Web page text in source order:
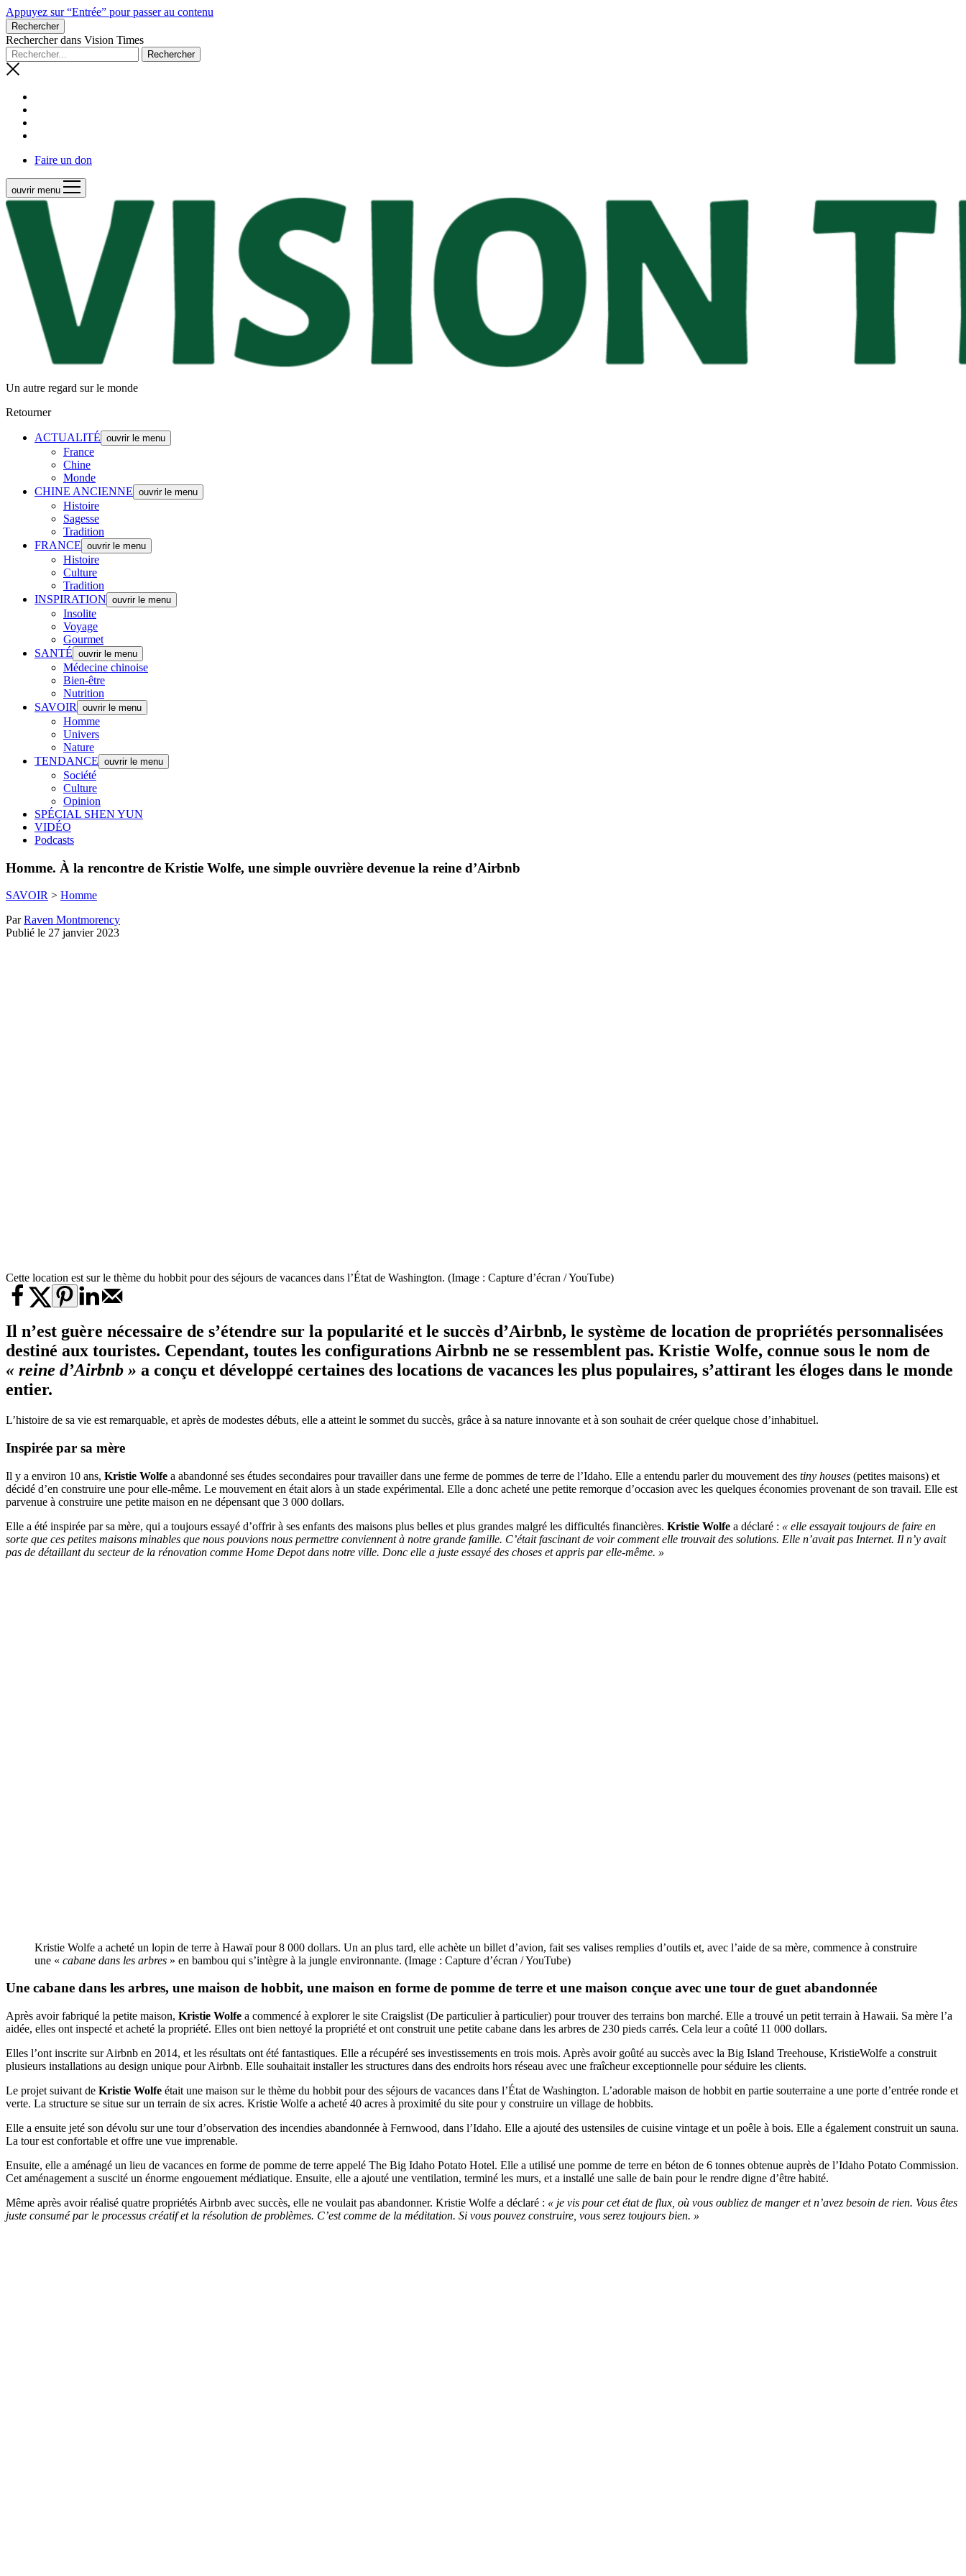
Appuyez sur “Entrée” pour passer au contenu
Rechercher
Rechercher dans Vision Times
Faire un don
ouvrir menu
Un autre regard sur le monde
Retourner
ACTUALITÉ ouvrir le menu
France
Chine
Monde
CHINE ANCIENNE ouvrir le menu
Histoire
Sagesse
Tradition
FRANCE ouvrir le menu
Histoire
Culture
Tradition
INSPIRATION ouvrir le menu
Insolite
Voyage
Gourmet
SANTÉ ouvrir le menu
Médecine chinoise
Bien-être
Nutrition
SAVOIR
ouvrir le menu
Homme
Univers
Nature
TENDANCE ouvrir le menu
Société
Culture
Opinion
SPÉCIAL SHEN YUN
VIDÉO
Podcasts
Homme. À la rencontre de Kristie Wolfe, une simple ouvrière devenue la reine d’Airbnb
SAVOIR > Homme
ParRaven Montmorency
Publié le 27 janvier 2023
Cette location est sur le thème du hobbit pour des séjours de vacances dans l’État de Washington. (Image : Capture d’écran / YouTube)
Il n’est guère nécessaire de s’étendre sur la popularité et le succès d’Airbnb, le système de location de propriétés personnalisées
destiné aux touristes. Cependant, toutes les configurations Airbnb ne se ressemblent pas. Kristie Wolfe, connue sous le nom de
« reine d’Airbnb » a conçu et développé certaines des locations de vacances les plus populaires, s’attirant les éloges dans le monde
entier.
L’histoire de sa vie est remarquable, et après de modestes débuts, elle a atteint le sommet du succès, grâce à sa nature innovante et à son souhait de créer quelque chose d’inhabituel.
Inspirée par sa mère
Il y a environ 10 ans, Kristie Wolfe a abandonné ses études secondaires pour travailler dans une ferme de pommes de terre de l’Idaho. Elle a entendu parler du mouvement des tiny houses (petites maisons) et
décidé d’en construire une pour elle-même. Le mouvement en était alors à un stade expérimental. Elle a donc acheté une petite remorque d’occasion avec les quelques économies provenant de son travail. Elle est
parvenue à construire une petite maison en ne dépensant que 3 000 dollars.
Elle a été inspirée par sa mère, qui a toujours essayé d’offrir à ses enfants des maisons plus belles et plus grandes malgré les difficultés financières. Kristie Wolfe a déclaré : « elle essayait toujours de faire en
sorte que ces petites maisons minables que nous pouvions nous permettre conviennent à notre grande famille. C’était fascinant de voir comment elle trouvait des solutions. Elle n’avait pas Internet. Il n’y avait
pas de détaillant du secteur de la rénovation comme Home Depot dans notre ville. Donc elle a juste essayé des choses et appris par elle-même. »
Kristie Wolfe a acheté un lopin de terre à Hawaï pour 8 000 dollars. Un an plus tard, elle achète un billet d’avion, fait ses valises remplies d’outils et, avec l’aide de sa mère, commence à construire
une « cabane dans les arbres » en bambou qui s’intègre à la jungle environnante. (Image : Capture d’écran / YouTube)
Une cabane dans les arbres, une maison de hobbit, une maison en forme de pomme de terre et une maison conçue avec une tour de guet abandonnée
Après avoir fabriqué la petite maison, Kristie Wolfe a commencé à explorer le site Craigslist (De particulier à particulier) pour trouver des terrains bon marché. Elle a trouvé un petit terrain à Hawaii. Sa mère l’a
aidée, elles ont inspecté et acheté la propriété. Elles ont bien nettoyé la propriété et ont construit une petite cabane dans les arbres de 230 pieds carrés. Cela leur a coûté 11 000 dollars.
Elles l’ont inscrite sur Airbnb en 2014, et les résultats ont été fantastiques. Elle a récupéré ses investissements en trois mois. Après avoir goûté au succès avec la Big Island Treehouse, KristieWolfe a construit
plusieurs installations au design unique pour Airbnb. Elle souhaitait installer les structures dans des endroits hors réseau avec une fraîcheur exceptionnelle pour séduire les clients.
Le projet suivant de Kristie Wolfe était une maison sur le thème du hobbit pour des séjours de vacances dans l’État de Washington. L’adorable maison de hobbit en partie souterraine a une porte d’entrée ronde et
verte. La structure se situe sur un terrain de six acres. Kristie Wolfe a acheté 40 acres à proximité du site pour y construire un village de hobbits.
Elle a ensuite jeté son dévolu sur une tour d’observation des incendies abandonnée à Fernwood, dans l’Idaho. Elle a ajouté des ustensiles de cuisine vintage et un poêle à bois. Elle a également construit un sauna.
La tour est confortable et offre une vue imprenable.
Ensuite, elle a aménagé un lieu de vacances en forme de pomme de terre appelé The Big Idaho Potato Hotel. Elle a utilisé une pomme de terre en béton de 6 tonnes obtenue auprès de l’Idaho Potato Commission.
Cet aménagement a suscité un énorme engouement médiatique. Ensuite, elle a ajouté une ventilation, terminé les murs, et a installé une salle de bain pour le rendre digne d’être habité.
Même après avoir réalisé quatre propriétés Airbnb avec succès, elle ne voulait pas abandonner. Kristie Wolfe a déclaré : « je vis pour cet état de flux, où vous oubliez de manger et n’avez besoin de rien. Vous êtes
juste consumé par le processus créatif et la résolution de problèmes. C’est comme de la méditation. Si vous pouvez construire, vous serez toujours bien. »